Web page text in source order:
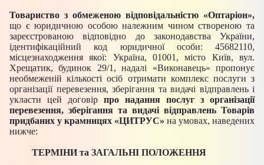
Товариство з обмеженою відповідальністю «Оптаріон»,
що є юридичною особою належним чином створеною та
зареєстрованою відповідно до законодавства України,
ідентифікаційний код юридичної особи: 45682110,
місцезнаходження якої: Україна, 01001, місто Київ, вул.
Хрещатик, будинок 29/1, надалі «Виконавець» пропонує
необмеженій кількості осіб отримати комплекс послуги з
організації перевезення, зберігання та видачі відправлень і
укласти цей договір про надання послуг з організації
перевезення, зберігання та видачі відправлень Товарів
придбаних у крамницях «ЦИТРУС» на умовах, наведених
нижче:
ТЕРМІНИ та ЗАГАЛЬНІ ПОЛОЖЕННЯ